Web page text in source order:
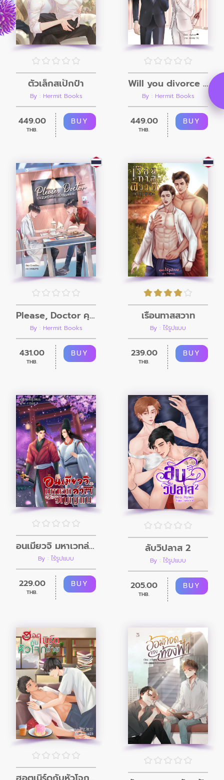
ตัวเล็กสเป็กป๋า
By : Hermit Books
449.00
THB.
BUY
Will you divorce me หย่านะคุณพราน
By : Hermit Books
449.00
THB.
BUY
Please, Doctor คุณหมอครับ รับรักผมหน่อย
By : Hermit Books
431.00
THB.
BUY
เรือนทาสสวาท
By : ไร้รูปแบบ
239.00
THB.
BUY
อนเมียวจิ มหาเวทล่าวิญญาณ
By : ไร้รูปแบบ
229.00
THB.
BUY
ลับวิปลาส 2
By : ไร้รูปแบบ
205.00
THB.
BUY